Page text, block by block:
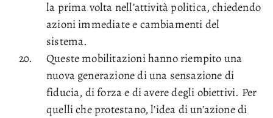
la prima volta nell’attività politica, chiedendo
azioni immediate e cambiamenti del
sistema.
Queste mobilitazioni hanno riempito una
nuova generazione di una sensazione di
fiducia, di forza e di avere degli obiettivi. Per
quelli che protestano, l’idea di un’azione di